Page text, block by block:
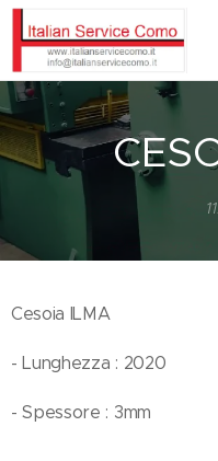
Cesoia ILMA
- Lunghezza : 2020
- Spessore : 3mm